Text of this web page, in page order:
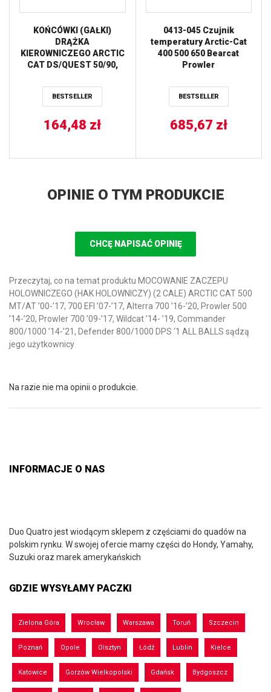
KOŃCÓWKI (GAŁKI)
DRĄŻKA
KIEROWNICZEGO ARCTIC
CAT DS/QUEST 50/90,
KYMCO
MAXXER/MONGOOSE
BESTSELLER
164,48 zł
0413-045 Czujnik
temperatury Arctic-Cat
400 500 650 Bearcat
Prowler
BESTSELLER
685,67 zł
OPINIE O TYM PRODUKCIE
CHCĘ NAPISAĆ OPINIĘ
Przeczytaj, co na temat produktu MOCOWANIE ZACZEPU
HOLOWNICZEGO (HAK HOLOWNICZY) (2 CALE) ARCTIC CAT 500
MT/AT ’00-’17, 700 EFI ’07-’17, Alterra 700 ’16-’20, Prowler 500
’14-’20, Prowler 700 ’09-’17, Wildcat ’14- ’19, Commander
800/1000 ’14-’21, Defender 800/1000 DPS ‘1 ALL BALLS sądzą
jego użytkownicy
Na razie nie ma opinii o produkcie.
INFORMACJE O NAS
Duo Quatro jest wiodącym sklepem z częściami do quadów na
polskim rynku. W swojej ofercie mamy części do Hondy, Yamahy,
Suzuki oraz marek amerykańskich
GDZIE WYSYŁAMY PACZKI
Zielona Góra Wrocław Warszawa Toruń Szczecin
Poznań Opole Olsztyn Łódź Lublin Kielce
Katowice Gorzów Wielkopolski Gdańsk Bydgoszcz